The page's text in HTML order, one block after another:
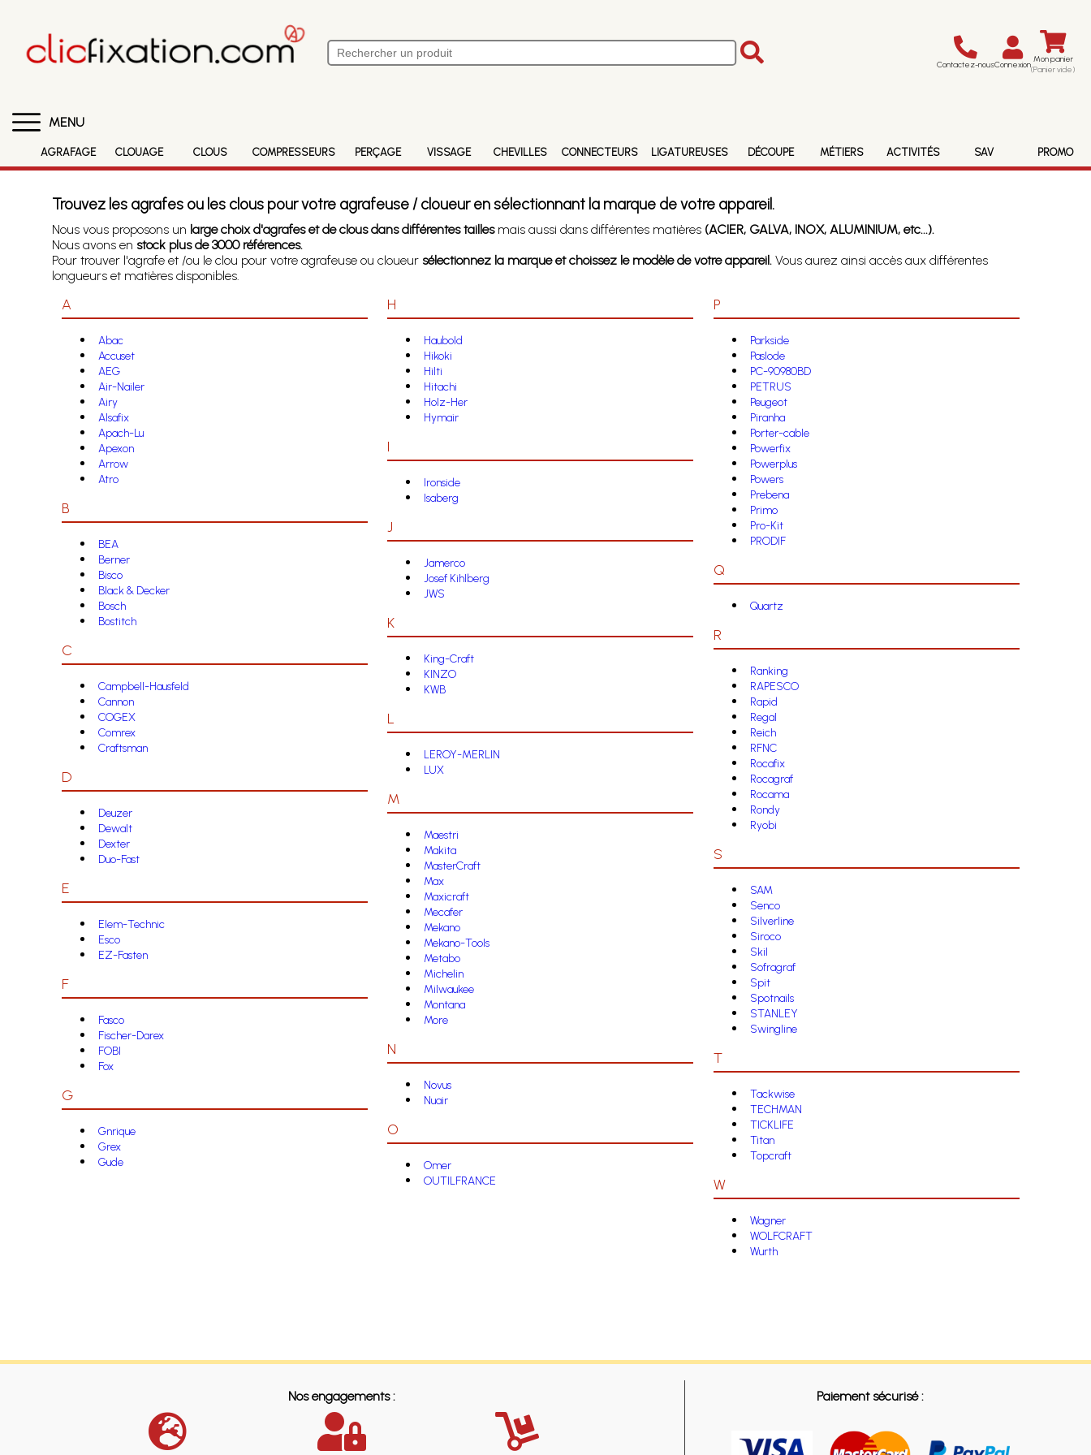
Contactez-nousConnexion Mon panier
(Panier vide)
MENU
AGRAFAGE CLOUAGE CLOUS COMPRESSEURS PERÇAGE VISSAGE CHEVILLES CONNECTEURS LIGATUREUSES DÉCOUPE MÉTIERS ACTIVITÉS SAV PROMO
Trouvez les agrafes ou les clous pour votre agrafeuse / cloueur en sélectionnant la marque de votre appareil.
Nous vous proposons un large choix d'agrafes et de clous dans différentes taillesmais aussi dans différentes matières (ACIER, GALVA, INOX, ALUMINIUM, etc...).
Nous avons en stock plus de 3000 références.
Pour trouver l'agrafe et /ou le clou pour votre agrafeuse ou cloueur sélectionnez la marque et choissez le modèle de votre appareil.Vous aurez ainsi accès aux différentes
longueurs et matières disponibles.
A
Abac
Accuset
AEG
Air-Nailer
Airy
Alsafix
Apach-Lu
Apexon
Arrow
Atro
B
BEA
Berner
Bisco
Black & Decker
Bosch
Bostitch
C
Campbell-Hausfeld
Cannon
COGEX
Comrex
Craftsman
D
Deuzer
Dewalt
Dexter
Duo-Fast
E
Elem-Technic
Esco
EZ-Fasten
F
Fasco
Fischer-Darex
FOBI
Fox
G
Gnrique
Grex
Gude
H
Haubold
Hikoki
Hilti
Hitachi
Holz-Her
Hymair
I
Ironside
Isaberg
J
Jamerco
Josef Kihlberg
JWS
K
King-Craft
KINZO
KWB
L
LEROY-MERLIN
LUX
M
Maestri
Makita
MasterCraft
Max
Maxicraft
Mecafer
Mekano
Mekano-Tools
Metabo
Michelin
Milwaukee
Montana
More
N
Novus
Nuair
O
Omer
OUTILFRANCE
P
Parkside
Paslode
PC-90980BD
PETRUS
Peugeot
Piranha
Porter-cable
Powerfix
Powerplus
Powers
Prebena
Primo
Pro-Kit
PRODIF
Q
Quartz
R
Ranking
RAPESCO
Rapid
Regal
Reich
RFNC
Rocafix
Rocagraf
Rocama
Rondy
Ryobi
S
SAM
Senco
Silverline
Siroco
Skil
Sofragraf
Spit
Spotnails
STANLEY
Swingline
T
Tackwise
TECHMAN
TICKLIFE
Titan
Topcraft
W
Wagner
WOLFCRAFT
Wurth
Nos engagements : Paiement sécurisé :